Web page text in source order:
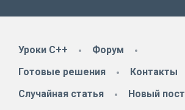
Уроки C++
Форум
Готовые решения
Контакты
Случайная статья
Новый пост